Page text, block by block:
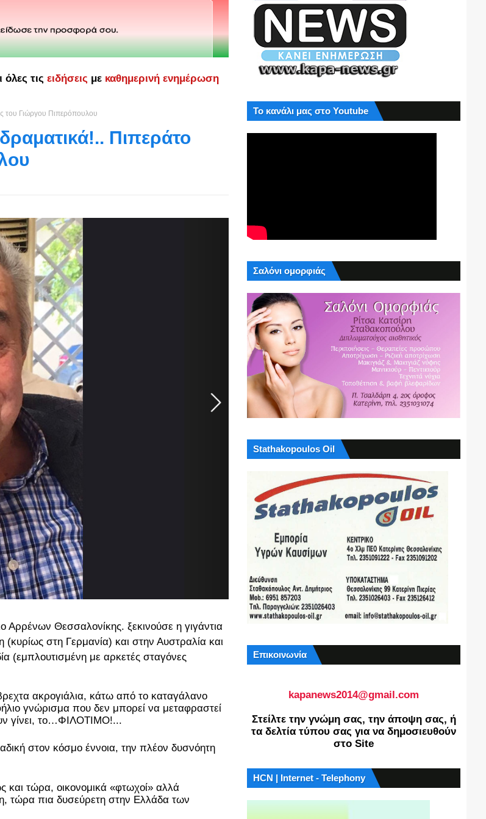
τις ειδήσεις με καθημερινή ενημέρωση
του Γιώργου Πιπερόπουλου
Πιπεράτο
Αρρένων Θεσσαλονίκης. ξεκινούσε η γιγάντια
στη Γερμανία) και στην Αυστραλία και
(εμπλουτισμένη με αρκετές σταγόνες
ακρογιάλια, κάτω από το καταγάλανο
γνώρισμα που δεν μπορεί να μεταφραστεί
γίνει, το…ΦΙΛΟΤΙΜΟ!...
στον κόσμο έννοια, την πλέον δυσνόητη
τώρα, οικονομικά «φτωχοί» αλλά
τώρα πια δυσεύρετη στην Ελλάδα των
Το κανάλι μας στο Youtube
Σαλόνι ομορφιάς
Stathakopoulos Oil
Επικοινωνία
kapanews2014@gmail.com
Στείλτε την γνώμη σας, την άποψη σας, ή
τα δελτία τύπου σας για να δημοσιευθούν
στο Site
HCN | Internet - Telephony